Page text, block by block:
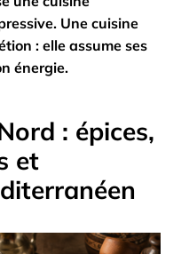
Une cuisine
: elle assume ses
énergie.
: épices,
et